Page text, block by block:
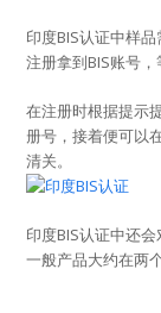
印度BIS认证中样
注册拿到BIS账号，
在注册时根据提示
册号，接着便可以
清关。
印度BIS认证中还
一般产品大约在两